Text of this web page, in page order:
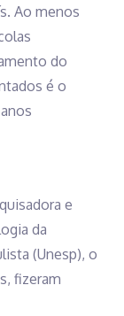
Ao menos
do
é o
e
da
(Unesp), o
fizeram